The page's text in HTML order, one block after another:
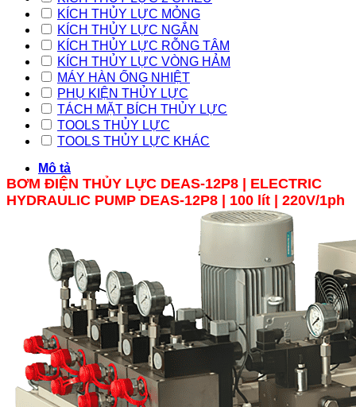
KÍCH THỦY LỰC MỎNG
KÍCH THỦY LỰC NGẮN
KÍCH THỦY LỰC RỖNG TÂM
KÍCH THỦY LỰC VÒNG HẢM
MÁY HÀN ỐNG NHIỆT
PHỤ KIỆN THỦY LỰC
TÁCH MẶT BÍCH THỦY LỰC
TOOLS THỦY LỰC
TOOLS THỦY LỰC KHÁC
Mô tả
BƠM ĐIỆN THỦY LỰC DEAS-12P8 | ELECTRIC
HYDRAULIC PUMP DEAS-12P8 | 100 lít | 220V/1ph